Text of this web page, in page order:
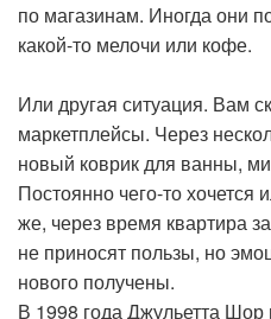
по магазинам. Иногда они
какой-то мелочи или кофе.
Или другая ситуация. Вам
маркетплейсы. Через
новый коврик для ванны,
Постоянно чего-то
же, через время квартира
не приносят пользы, но
нового получены.
В 1998 года Джульетта